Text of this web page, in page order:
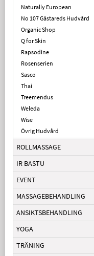
Naturally European
No 107 Gästareds Hudvård
Organic Shop
Q for Skin
Rapsodine
Rosenserien
Sasco
Thai
Treemendus
Weleda
Wise
Övrig Hudvård
ROLLMASSAGE
IR BASTU
EVENT
MASSAGEBEHANDLING
ANSIKTSBEHANDLING
YOGA
TRÄNING